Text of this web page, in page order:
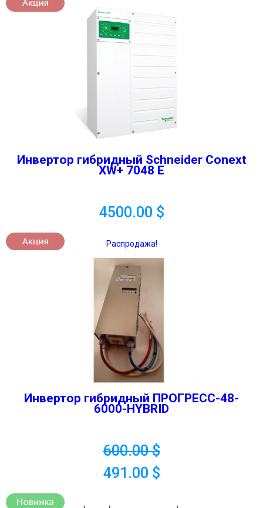
Инвертор гибридный Schneider Conext
XW+ 7048 E
4500.00 $
Распродажа!
Инвертор гибридный ПРОГРЕСС-48-
6000-HYBRID
600.00$
491.00 $